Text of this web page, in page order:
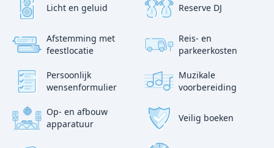
Licht en geluid Reserve DJ
?
:)
Afstemming met
feestlocatie
p
Reis- en
parkeerkosten
Persoonlijk
wensenformulier
Muzikale
voorbereiding
Op- en afbouw
apparatuur
Veilig boeken